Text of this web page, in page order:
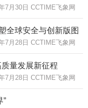
7月30日 CCTIME飞象网
全球安全与创新版图
7月28日 CCTIME飞象网
量发展新征程
7月28日 CCTIME飞象网
”